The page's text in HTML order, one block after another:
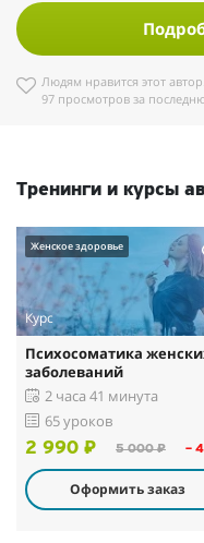
Людям нравится этот автор.
97 просмотров за
Тренинги и курсы
Женское здоровье
Курс
Психосоматика
заболеваний
2 часа 41 минута
65 уроков
2 990 ₽ 5 000 ₽ –
Оформить заказ